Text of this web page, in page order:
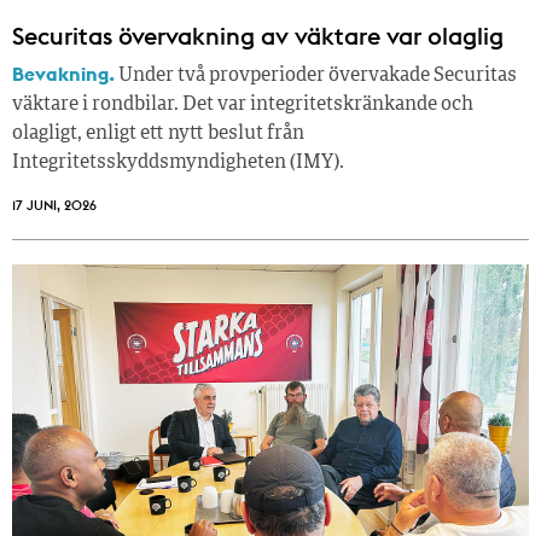
Securitas övervakning av väktare var olaglig
Bevakning. Under två provperioder övervakade Securitas
väktare i rondbilar. Det var integritetskränkande och
olagligt, enligt ett nytt beslut från
Integritetsskyddsmyndigheten (IMY).
17 JUNI, 2026